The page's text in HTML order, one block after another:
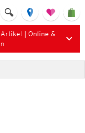
| Online &